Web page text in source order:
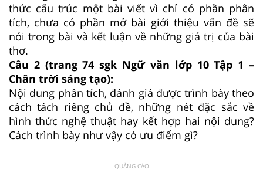
thức cấu trúc một bài viết vì chỉ có phần phân
tích, chưa có phần mở bài giới thiệu vấn đề sẽ
nói trong bài và kết luận về những giá trị của bài
thơ.
Câu 2 (trang 74 sgk Ngữ văn lớp 10 Tập 1 –
Chân trời sáng tạo):
Nội dung phân tích, đánh giá được trình bày theo
cách tách riêng chủ đề, những nét đặc sắc về
hình thức nghệ thuật hay kết hợp hai nội dung?
Cách trình bày như vậy có ưu điểm gì?
QUẢNG CÁO